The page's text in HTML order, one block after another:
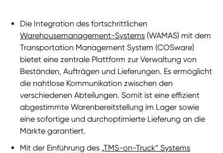
Die Integration des fortschrittlichen
Warehousemanagement-Systems (WAMAS) mit dem
Transportation Management System (COSware)
bietet eine zentrale Plattform zur Verwaltung von
Beständen, Aufträgen und Lieferungen. Es ermöglicht
die nahtlose Kommunikation zwischen den
verschiedenen Abteilungen. Somit ist eine effizient
abgestimmte Warenbereitstellung im Lager sowie
eine sofortige und durchoptimierte Lieferung an die
Märkte garantiert.
Mit der Einführung des „TMS-on-Truck“ Systems